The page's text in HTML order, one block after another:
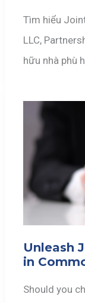
Tìm hiểu
LLC,
hữu nhà phù
Unleash
in
Should you